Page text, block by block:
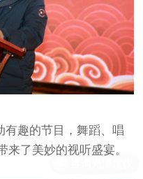
有趣的节目，舞蹈、唱
来了美妙的视听盛宴。